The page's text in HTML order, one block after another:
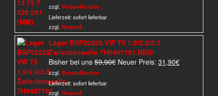
zzgl. Versandkosten
Lieferzeit:sofort lieferbar
zzgl. Versand
Lager BSP22928 VW T5 1,9/2,0/2,5
Zwischenwelle 7H0407181 NEU!
Bisher bei uns 59,90€ Ursprünglicher
Neuer Preis: 31,90€Aktueller
zzgl. Versandkosten
Lieferzeit:sofort lieferbar
zzgl. Versand